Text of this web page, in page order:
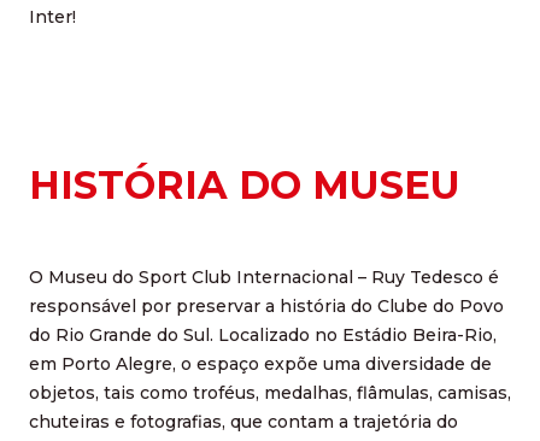
Inter!
HISTÓRIA DO MUSEU
O Museu do Sport Club Internacional – Ruy Tedesco é
responsável por preservar a história do Clube do Povo
do Rio Grande do Sul. Localizado no Estádio Beira-Rio,
em Porto Alegre, o espaço expõe uma diversidade de
objetos, tais como troféus, medalhas, flâmulas, camisas,
chuteiras e fotografias, que contam a trajetória do